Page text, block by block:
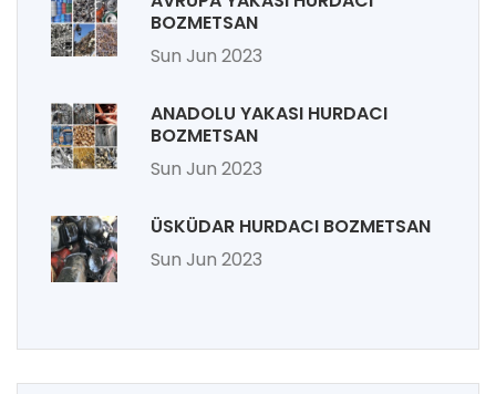
BOZMETSAN
Sun Jun 2023
ANADOLU YAKASI HURDACI
BOZMETSAN
Sun Jun 2023
ÜSKÜDAR HURDACI BOZMETSAN
Sun Jun 2023